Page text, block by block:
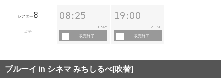
シアター8
127分
08:25
~10:45
販売終了
19:00
~ 21:20
販売終了
ブルーイ in シネマ みちしるべ[吹替]